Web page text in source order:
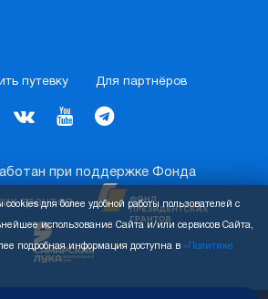
путевку Для партнёров
при поддержке Фонда
грантов
для более удобной работы пользователей с
использование Сайта и/или сервисов Сайта,
подробная информация доступна в «Политике